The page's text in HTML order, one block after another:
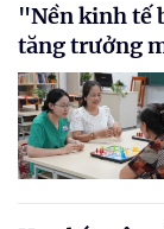
"Nền kinh tế
tăng trưởng